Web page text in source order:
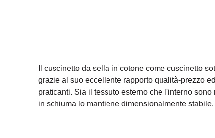
Il cuscinetto da sella in cotone come cuscinetto
grazie al suo eccellente rapporto qualità-prezzo
praticanti. Sia il tessuto esterno che l'interno
in schiuma lo mantiene dimensionalmente stabile.